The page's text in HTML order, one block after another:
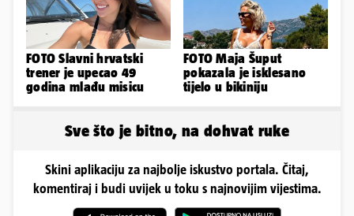
FOTO Slavni hrvatski
trener je upecao 49
godina mlađu misicu
FOTO Maja Šuput
pokazala je isklesano
tijelo u bikiniju
Sve što je bitno, na dohvat ruke
Skini aplikaciju za najbolje iskustvo portala. Čitaj,
komentiraj i budi uvijek u toku s najnovijim vijestima.